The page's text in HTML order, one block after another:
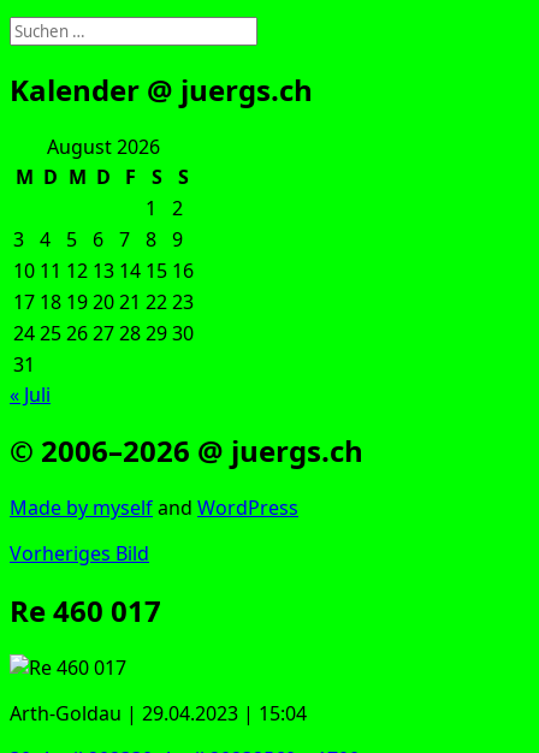
Suchen
nach:
Kalender @ juergs.ch
August 2026
M D M D F S
S
1
2
3 4 5 6 7 8 9
10 11 12 13 14 15 16
17 18 192021 2223
24252627282930
31
« Juli
© 2006–2026 @ juergs.ch
Made by mys­elfand Word­Press
Vorheriges Bild
Re 460 017
Arth-Gold­au | 29.04.2023 | 15:04